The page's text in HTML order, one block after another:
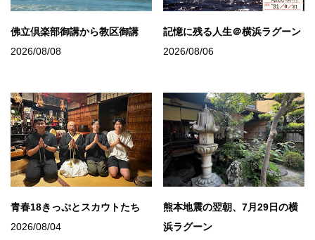
佛立倶楽部御講から教区御講
2026/08/08
記憶に残る人生＠横浜ラグーン
2026/08/06
青春18きっぷとスカウトたち
2026/08/04
熊本地震の翌朝、7月29日の横
浜ラグーン